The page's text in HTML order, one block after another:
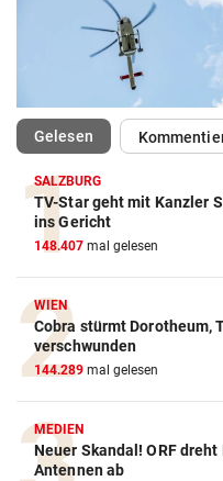
Gelesen(ausgewählt)
SALZBURG
TV-Star geht mit Kanzler
ins Gericht
148.407 mal gelesen
WIEN
Cobra stürmt Dorotheum,
verschwunden
144.289 mal gelesen
MEDIEN
Neuer Skandal! ORF
Antennen ab